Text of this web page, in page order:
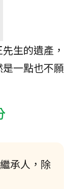
生的遺產，
一點也不願
承人，除